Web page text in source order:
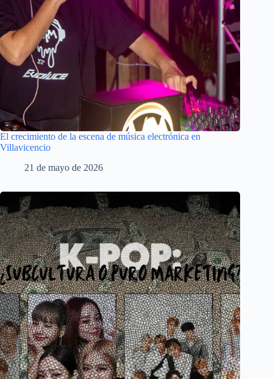
El crecimiento de la escena de música electrónica en
Villavicencio
21 de mayo de 2026